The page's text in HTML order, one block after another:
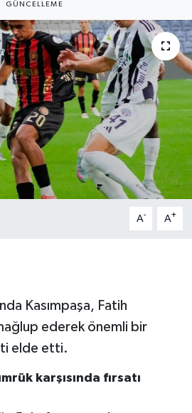
GÜNCELLEME
A- A+
Kasımpaşa, Fatih
ederek önemli bir
elde etti.
karşısında fırsatı